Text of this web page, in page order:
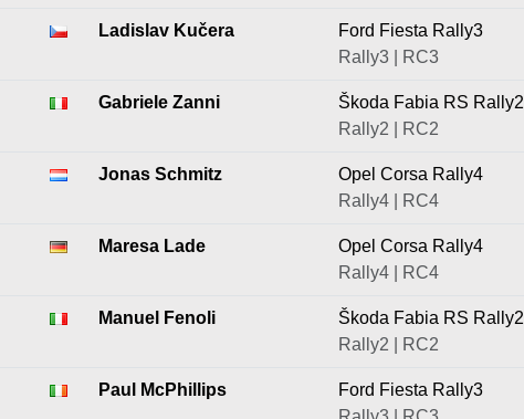
Ladislav Kučera
Ford Fiesta Rally3
Rally3 | RC3
Gabriele Zanni
Škoda Fabia RS Rally2
Rally2 | RC2
Jonas Schmitz
Opel Corsa Rally4
Rally4 | RC4
Maresa Lade
Opel Corsa Rally4
Rally4 | RC4
Manuel Fenoli
Škoda Fabia RS Rally2
Rally2 | RC2
Paul McPhillips
Ford Fiesta Rally3